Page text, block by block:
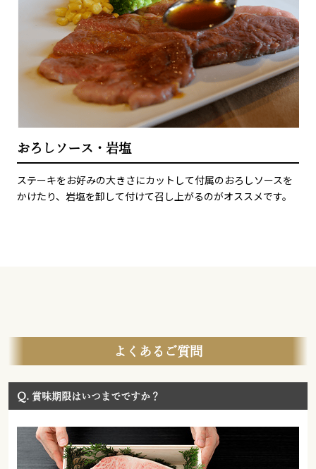
おろしソース・岩塩
ステーキをお好みの大きさにカットして付属のおろしソースを
かけたり、岩塩を卸して付けて召し上がるのがオススメです。
よくあるご質問
Q. 賞味期限はいつまでですか？